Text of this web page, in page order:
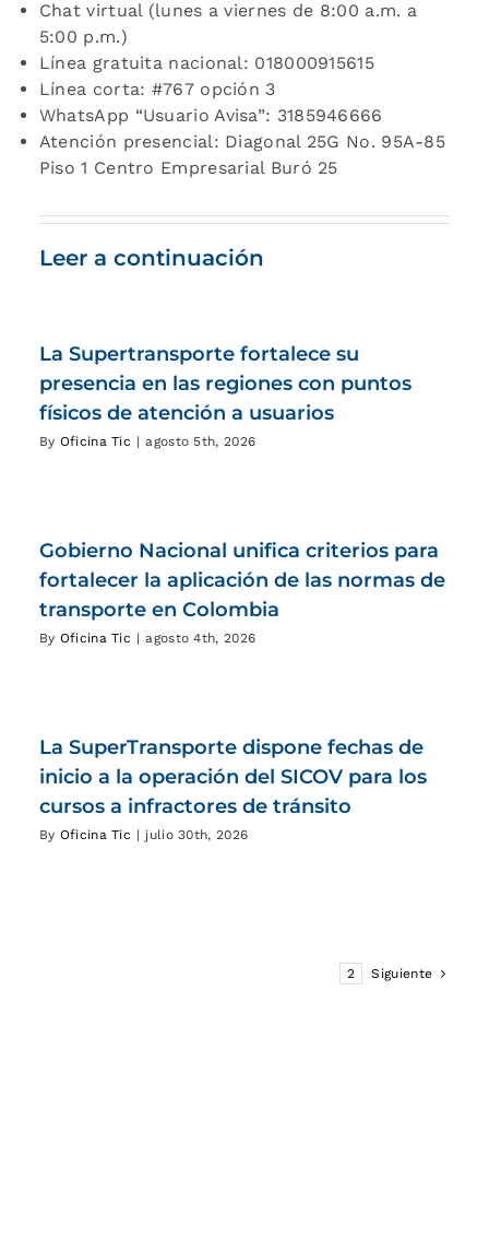
Chat virtual (lunes a viernes de 8:00 a.m. a
5:00 p.m.)
Línea gratuita nacional: 018000915615
Línea corta: #767 opción 3
WhatsApp “Usuario Avisa”: 3185946666
Atención presencial: Diagonal 25G No. 95A-85
Piso 1 Centro Empresarial Buró 25
Leer a continuación
La Supertransporte fortalece su
presencia en las regiones con puntos
físicos de atención a usuarios
By Oficina Tic | agosto 5th, 2026
Gobierno Nacional unifica criterios para
fortalecer la aplicación de las normas de
transporte en Colombia
By Oficina Tic | agosto 4th, 2026
La SuperTransporte dispone fechas de
inicio a la operación del SICOV para los
cursos a infractores de tránsito
By Oficina Tic | julio 30th, 2026
2 Siguiente